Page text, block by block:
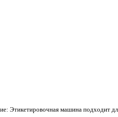
Этикетировочная машина подходит